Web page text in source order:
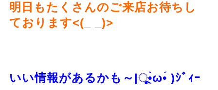
明日もたくさんのご来店お待ちし
ております<(_ _)>
いい情報があるかも～ |ૂ•̀ω•́ )ｼﾞｨｰ